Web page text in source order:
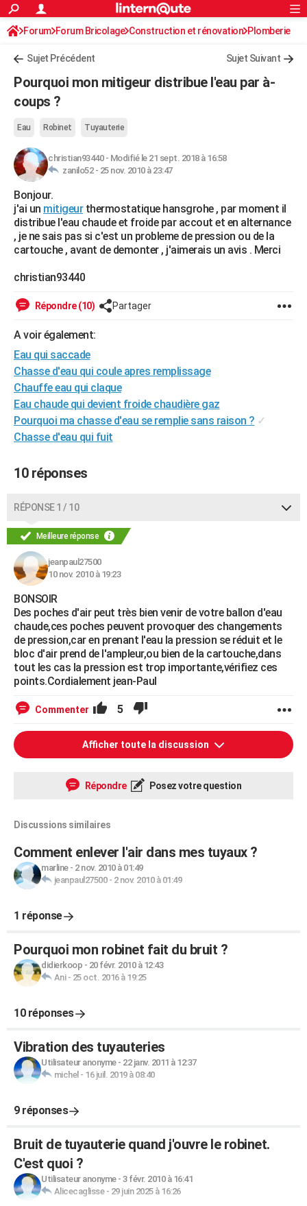
ACTUALITÉS
Politique
Société
Faits Divers
Education
Monde
Villes
+
Programme TV
Streaming
Sorties cinéma
FINANCE
Retraite
Impôts
Epargne
Immobilier
Risques naturels par ville
Banque
Assurance
Crédit
AUTO
Essais
Réserver un essai
Citadines
Berlines
SUV
Forum auto
HIGH-TECH
Mobiles
Meilleur smartphone
Internet
Ordinateurs
Jeux vidéo
Guide high-tech
BRICOLAGE
Forum
Aménagement intérieur
Extérieur
Cuisine
Salle de bains
Jardinage
Rangement
WEEK-END
Guides de France
Escapades
Patrimoine
Expositions
Musées
Week-end nature
+LIFESTYLE
VOYAGE
GUIDES D'ACHAT
BONS PLANS
CARTE DE VOEUX
Carte de Noël
Carte Bonne année
Carte Saint-Valentin
Carte Pâques
Carte d'anniversaire
DICTIONNAIRE
Service militaire
Avis de recherche
FORUM
Bricolage
Lifestyle
Culture
Sport
Auto
Television
Voyage
Cinema
Rechercher
S'inscrire
Connexion
Forum Forum Bricolage Construction et rénovation Plomberie
Sujet Précédent Sujet Suivant
Pourquoi mon mitigeur distribue l'eau par à-
coups ?
Eau Robinet Tuyauterie
christian93440- Modifié le 21 sept. 2018 à 16:58
zanilo52 - 25 nov. 2010 à 23:47
Bonjour.
j'ai un mitigeurthermostatique hansgrohe , par moment il
distribue l'eau chaude et froide par accout et en alternance
, je ne sais pas si c'est un probleme de pression ou de la
cartouche , avant de demonter , j'aimerais un avis . Merci
christian93440
Répondre (10) Partager
A voir également:
Eau qui saccade
Chasse d'eau qui coule apres remplissage
Chauffe eau qui claque
Eau chaude qui devient froide chaudière gaz
Pourquoi ma chasse d'eau se remplie sans raison ? ✓
Chasse d'eau qui fuit
10 réponses
RÉPONSE 1 / 10
Meilleure réponse
jeanpaul27500
10 nov. 2010 à 19:23
BONSOIR
Des poches d'air peut très bien venir de votre ballon d'eau
chaude,ces poches peuvent provoquer des changements
de pression,car en prenant l'eau la pression se réduit et le
bloc d'air prend de l'ampleur,ou bien de la cartouche,dans
tout les cas la pression est trop importante,vérifiez ces
points.Cordialement jean-Paul
Commenter 5
Afficher toute la discussion
Répondre Posez votre question
Discussions similaires
Comment enlever l'air dans mes tuyaux ?
marline- 2 nov. 2010 à 01:49
jeanpaul27500- 2 nov. 2010 à 01:49
1 réponse
Pourquoi mon robinet fait du bruit ?
didierkoop - 20 févr. 2010 à 12:43
Ani- 25 oct. 2016 à 19:25
10 réponses
Vibration des tuyauteries
Utilisateur anonyme- 22 janv. 2011 à 12:37
michel - 16 juil. 2019 à 08:40
9 réponses
Bruit de tuyauterie quand j'ouvre le robinet.
C'est quoi ?
Utilisateur anonyme- 3 févr. 2010 à 16:41
Alicecaglisse- 29 juin 2025 à 16:26